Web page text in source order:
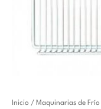
Inicio / Maquinarias de Frío
El
Estante